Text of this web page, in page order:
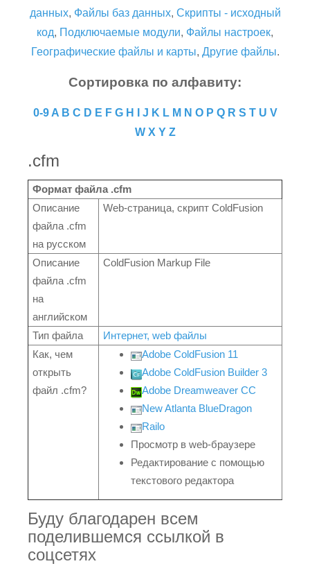
данных, Файлы баз данных, Скрипты - исходный
код, Подключаемые модули, Файлы настроек,
Географические файлы и карты, Другие файлы.
Сортировка по алфавиту:
0-9 A B C D E F G H J K L M N O P Q R S T U V
W X Y Z
.cfm
Формат файла .cfm
Описание
файла .cfm
на русском
Web-страница, скрипт ColdFusion
Описание
файла .cfm
на
английском
ColdFusion Markup File
Тип файла
Интернет, web файлы
Как, чем
открыть
файл .cfm?
Adobe ColdFusion 11
Adobe ColdFusion Builder 3
Adobe Dreamweaver CC
New Atlanta BlueDragon
Railo
Просмотр в web-браузере
Редактирование с помощью
текстового редактора
Буду благодарен всем
поделившемся ссылкой в
соцсетях